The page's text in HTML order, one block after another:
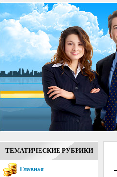
ТЕМАТИЧЕСКИЕ РУБРИКИ
Главная